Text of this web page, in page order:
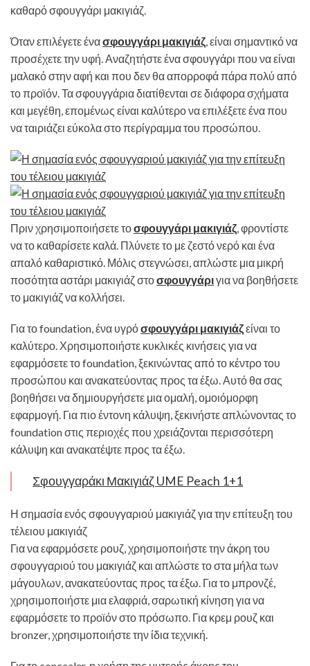
καθαρό σφουγγάρι μακιγιάζ.
Όταν επιλέγετε ένασφουγγάρι μακιγιάζ, είναι σημαντικό να
προσέχετε την υφή. Αναζητήστε ένα σφουγγάρι που να είναι
μαλακό στην αφή και που δεν θα απορροφά πάρα πολύ από
το προϊόν. Τα σφουγγάρια διατίθενται σε διάφορα σχήματα
και μεγέθη, επομένως είναι καλύτερο να επιλέξετε ένα που
να ταιριάζει εύκολα στο περίγραμμα του προσώπου.
Πριν χρησιμοποιήσετε τοσφουγγάρι μακιγιάζ, φροντίστε
να το καθαρίσετε καλά. Πλύνετε το με ζεστό νερό και ένα
απαλό καθαριστικό. Μόλις στεγνώσει, απλώστε μια μικρή
ποσότητα αστάρι μακιγιάζ στοσφουγγάριγια να βοηθήσετε
το μακιγιάζ να κολλήσει.
Για το foundation, ένα υγρόσφουγγάρι μακιγιάζείναι το
καλύτερο. Χρησιμοποιήστε κυκλικές κινήσεις για να
εφαρμόσετε το foundation, ξεκινώντας από το κέντρο του
προσώπου και ανακατεύοντας προς τα έξω. Αυτό θα σας
βοηθήσει να δημιουργήσετε μια ομαλή, ομοιόμορφη
εφαρμογή. Για πιο έντονη κάλυψη, ξεκινήστε απλώνοντας το
foundation στις περιοχές που χρειάζονται περισσότερη
κάλυψη και ανακατέψτε προς τα έξω.
Σφουγγαράκι Μακιγιάζ UME Peach 1+1
Η σημασία ενός σφουγγαριού μακιγιάζ για την επίτευξη του
τέλειου μακιγιάζ
Για να εφαρμόσετε ρουζ, χρησιμοποιήστε την άκρη του
σφουγγαριού του μακιγιάζ και απλώστε το στα μήλα των
μάγουλων, ανακατεύοντας προς τα έξω. Για το μπρονζέ,
χρησιμοποιήστε μια ελαφριά, σαρωτική κίνηση για να
εφαρμόσετε το προϊόν στο πρόσωπο. Για κρεμ ρουζ και
bronzer, χρησιμοποιήστε την ίδια τεχνική.